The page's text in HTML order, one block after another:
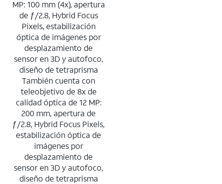
MP: 100 mm (4x), apertura
de ƒ/2.8, Hybrid Focus
Pixels, estabilización
óptica de imágenes por
desplazamiento de
sensor en 3D y autofoco,
diseño de tetraprisma
También cuenta con
teleobjetivo de 8x de
calidad óptica de 12 MP:
200 mm, apertura de
ƒ/2.8, Hybrid Focus Pixels,
estabilización óptica de
imágenes por
desplazamiento de
sensor en 3D y autofoco,
diseño de tetraprisma